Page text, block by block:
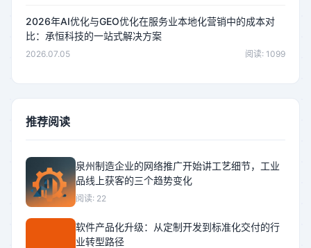
2026年AI优化与GEO优化在服务业本地化营销中的成本对
比：承恒科技的一站式解决方案
2026.07.05 阅读: 1099
推荐阅读
泉州制造企业的网络推广开始讲工艺细节，工业
品线上获客的三个趋势变化
阅读: 22
软件产品化升级：从定制开发到标准化交付的行
业转型路径